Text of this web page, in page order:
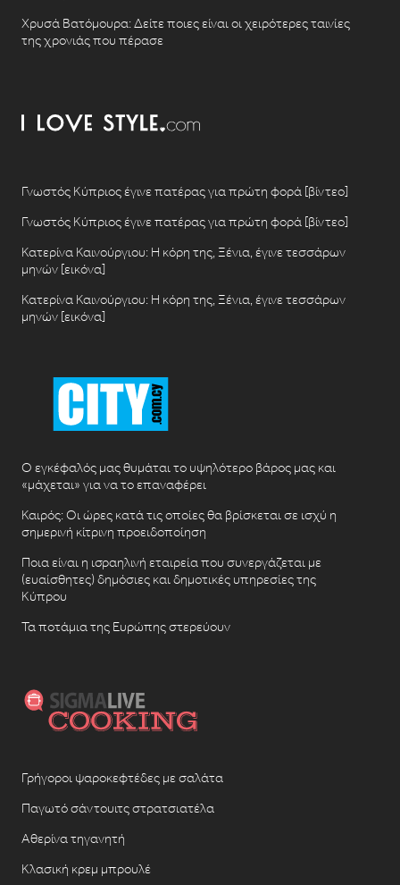
Χρυσά Βατόμουρα: Δείτε ποιες είναι οι χειρότερες ταινίες
της χρονιάς που πέρασε
Γνωστός Κύπριος έγινε πατέρας για πρώτη φορά [βίντεο]
Γνωστός Κύπριος έγινε πατέρας για πρώτη φορά [βίντεο]
Κατερίνα Καινούργιου: Η κόρη της, Ξένια, έγινε τεσσάρων
μηνών [εικόνα]
Κατερίνα Καινούργιου: Η κόρη της, Ξένια, έγινε τεσσάρων
μηνών [εικόνα]
Ο εγκέφαλός μας θυμάται το υψηλότερο βάρος μας και
«μάχεται» για να το επαναφέρει
Καιρός: Οι ώρες κατά τις οποίες θα βρίσκεται σε ισχύ η
σημερινή κίτρινη προειδοποίηση
Ποια είναι η ισραηλινή εταιρεία που συνεργάζεται με
(ευαίσθητες) δημόσιες και δημοτικές υπηρεσίες της
Κύπρου
Τα ποτάμια της Ευρώπης στερεύουν
Γρήγοροι ψαροκεφτέδες με σαλάτα
Παγωτό σάντουιτς στρατσιατέλα
Αθερίνα τηγανητή
Κλασική κρεμ μπρουλέ